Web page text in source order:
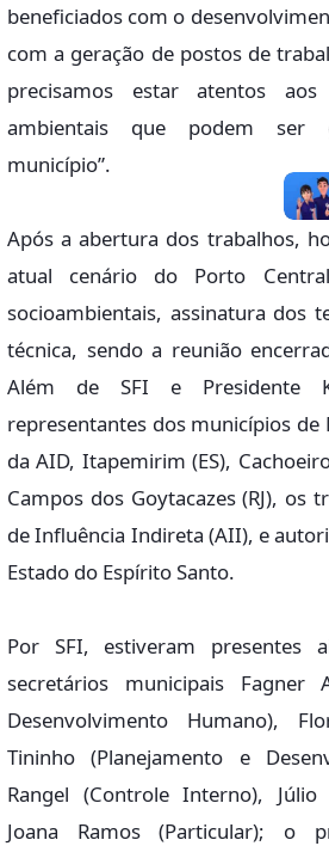
beneficiados com o
com a geração de postos de
precisamos estar atentos aos
ambientais que podem ser
município”.
Após a abertura dos trabalhos,
atual cenário do Porto
socioambientais, assinatura dos
técnica, sendo a reunião
Além de SFI e Presidente
representantes dos municípios de
da AID, Itapemirim (ES),
Campos dos Goytacazes (RJ), os
de Influência Indireta (AII), e
Estado do Espírito Santo.
Por SFI, estiveram presentes
secretários municipais Fagner
Desenvolvimento Humano),
Tininho (Planejamento e
Rangel (Controle Interno), Júlio
Joana Ramos (Particular); o